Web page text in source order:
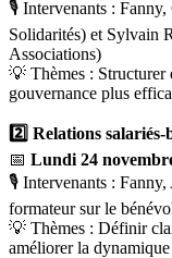
🎙 Intervenants : Fanny,
Solidarités) et Sylvain
Associations)
💡 Thèmes : Structurer
gouvernance plus
2️⃣ Relations
📅 Lundi 24
🎙 Intervenants :
formateur sur le
💡 Thèmes : Définir
améliorer la dynamique